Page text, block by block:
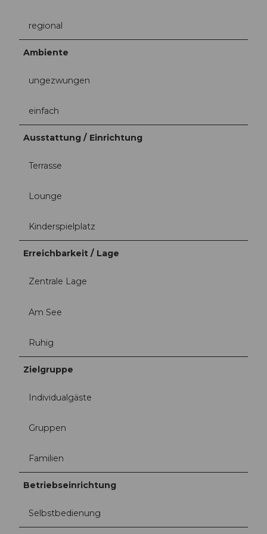
regional
Ambiente
ungezwungen
einfach
Ausstattung / Einrichtung
Terrasse
Lounge
Kinderspielplatz
Erreichbarkeit / Lage
Zentrale Lage
Am See
Ruhig
Zielgruppe
Individualgäste
Gruppen
Familien
Betriebseinrichtung
Selbstbedienung